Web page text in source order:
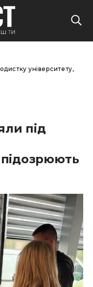
університету,
під
підозрюють